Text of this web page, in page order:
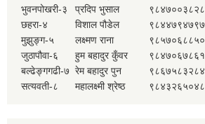
भुवनपोखरी-३
प्रदिप भुसाल
९८४७००३८२८
छहरा-४
विशाल पौडेल
९८४४७९४७९७
मुझुङ्ग-५
लक्ष्मण राना
९८५७०६८८५०
जुठापौवा-६
हुम बहादुर कुँवर
९८४७०६७८६१
बल्ढेङ्गगढी-७ रेम बहादुर पुन
९८६७५८३२८४
सत्यवती-८
महालक्ष्मी श्रेष्ठ ९८४३२६५०४८